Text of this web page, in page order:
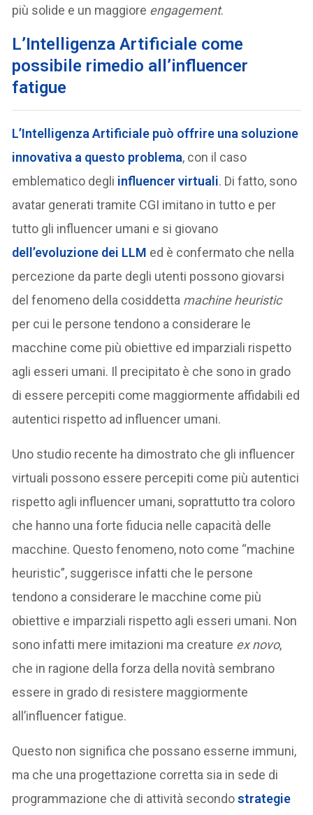
più solide e un maggiore engagement.
L’Intelligenza Artificiale come
possibile rimedio all’influencer
fatigue
L’Intelligenza Artificiale può offrire una soluzione
innovativa a questo problema, con il caso
emblematico degli influencer virtuali. Di fatto, sono
avatar generati tramite CGI imitano in tutto e per
tutto gli influencer umani e si giovano
dell’evoluzione dei LLM ed è confermato che nella
percezione da parte degli utenti possono giovarsi
del fenomeno della cosiddetta machine heuristic
per cui le persone tendono a considerare le
macchine come più obiettive ed imparziali rispetto
agli esseri umani. Il precipitato è che sono in grado
di essere percepiti come maggiormente affidabili ed
autentici rispetto ad influencer umani.
Uno studio recente ha dimostrato che gli influencer
virtuali possono essere percepiti come più autentici
rispetto agli influencer umani, soprattutto tra coloro
che hanno una forte fiducia nelle capacità delle
macchine. Questo fenomeno, noto come “machine
heuristic”, suggerisce infatti che le persone
tendono a considerare le macchine come più
obiettive e imparziali rispetto agli esseri umani. Non
sono infatti mere imitazioni ma creature ex novo,
che in ragione della forza della novità sembrano
essere in grado di resistere maggiormente
all’influencer fatigue.
Questo non significa che possano esserne immuni,
ma che una progettazione corretta sia in sede di
programmazione che di attività secondostrategie